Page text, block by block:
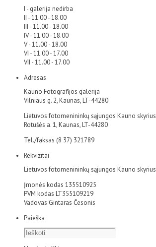
I - galerija nedirba
II - 11.00 - 18.00
III - 11.00 - 18.00
IV - 11.00 - 18.00
V - 11.00 - 18.00
VI - 11.00 - 17.00
VII - 11.00 - 17.00
Adresas
Kauno Fotografijos galerija
Vilniaus g. 2, Kaunas, LT-44280
Lietuvos fotomenininkų sąjungos Kauno skyrius
Rotušės a. 1, Kaunas, LT-44280
Tel./faksas (8 37) 321789
Rekvizitai
Lietuvos fotomenininkų sąjungos Kauno skyrius
Įmonės kodas 135510925
PVM kodas LT355109219
Vadovas Gintaras Česonis
Paieška